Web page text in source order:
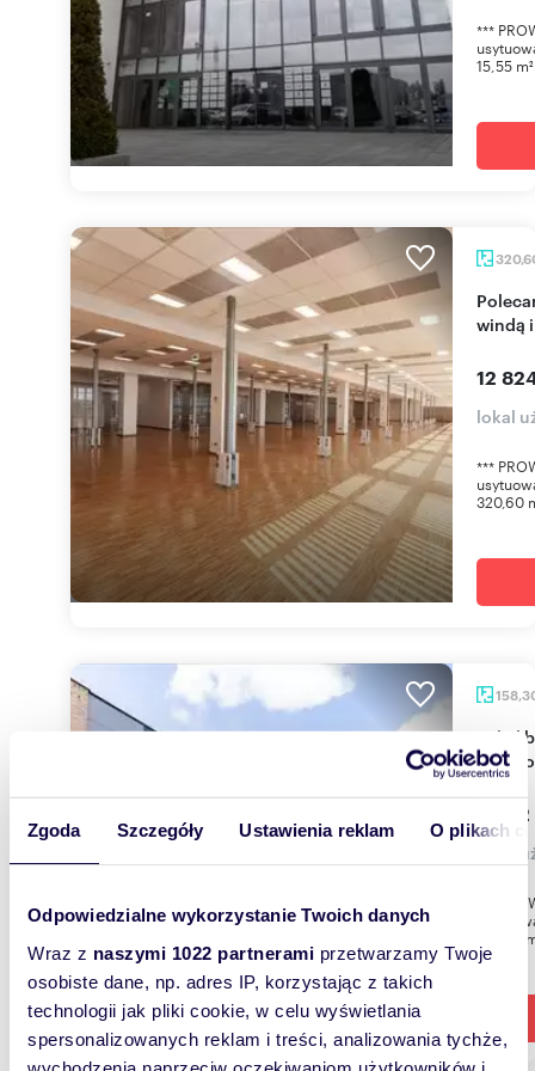
Zgoda Szczegóły Ustawienia reklam O plikach
Odpowiedzialne wykorzystanie Twoich danych
Wraz z naszymi 1022 partnerami przetwarzamy Twoje
osobiste dane, np. adres IP, korzystając z takich
technologii jak pliki cookie, w celu wyświetlania
spersonalizowanych reklam i treści, analizowania tychże,
***
15,55
Polecam nowoczesny lokal biurowy 320 m² z
windą
12
lokal
***
320,60
6
lokal
***
158,30